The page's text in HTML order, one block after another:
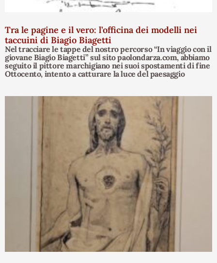
Tra le pagine e il vero: l’officina dei modelli nei
taccuini di Biagio Biagetti
Nel tracciare le tappe del nostro percorso “In viaggio con il
giovane Biagio Biagetti” sul sito paolondarza.com, abbiamo
seguito il pittore marchigiano nei suoi spostamenti di fine
Ottocento, intento a catturare la luce del paesaggio